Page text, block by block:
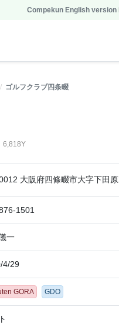
Compekun English version
ゴルフクラブ四条畷
6,818Y
大阪府四條畷市大字下田
1501
一
4/29
GORA GDO